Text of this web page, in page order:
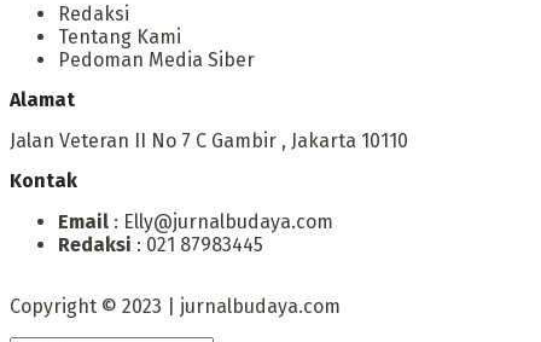
Redaksi
Tentang Kami
Pedoman Media Siber
Alamat
Jalan Veteran II No 7 C Gambir , Jakarta 10110
Kontak
Email : Elly@jurnalbudaya.com
Redaksi : 021 87983445
Copyright © 2023 | jurnalbudaya.com